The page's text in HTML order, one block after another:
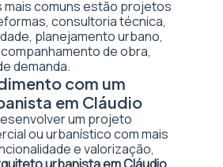
mais comuns estão projetos
consultoria técnica,
planejamento urbano,
de obra,
demanda.
com um
em Cláudio
um projeto
ou urbanístico com mais
e valorização,